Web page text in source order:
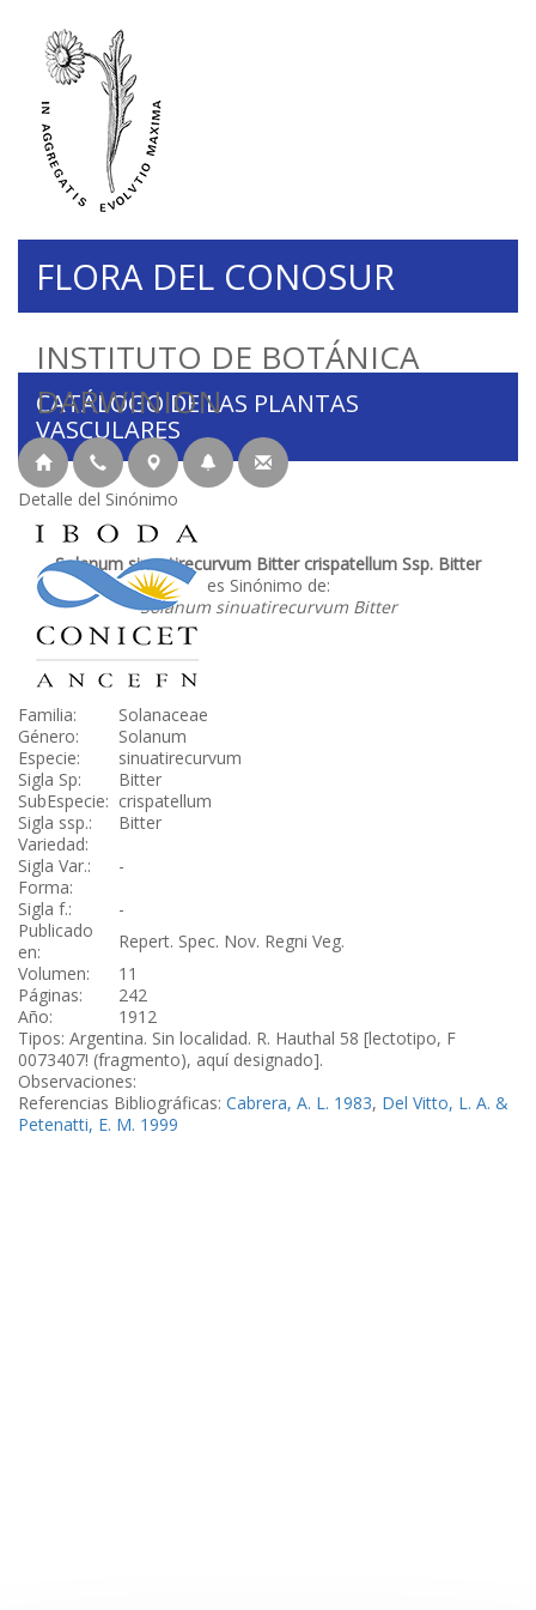
INSTITUTO DE BOTÁNICA
DARWINION
FLORA DEL CONOSUR
CATÁLOGO DE LAS PLANTAS
VASCULARES
Detalle del Sinónimo
Solanum sinuatirecurvum Bitter crispatellum Ssp. Bitter
es Sinónimo de:
Solanum sinuatirecurvum Bitter
Familia:
Solanaceae
Género:
Solanum
Especie:
sinuatirecurvum
Sigla Sp:
Bitter
SubEspecie: crispatellum
Sigla ssp.:
Bitter
Variedad:
Sigla Var.:
-
Forma:
Sigla f.:
-
Publicado
en:
Repert. Spec. Nov. Regni Veg.
Volumen:
11
Páginas:
242
Año:
1912
Tipos: Argentina. Sin localidad. R. Hauthal 58 [lectotipo, F
0073407! (fragmento), aquí designado].
Observaciones:
Referencias Bibliográficas: Cabrera, A. L. 1983, Del Vitto, L. A. &
Petenatti, E. M. 1999